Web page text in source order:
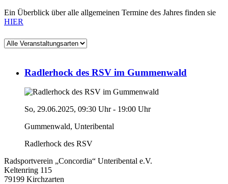
Ein Überblick über alle allgemeinen Termine des Jahres finden sie
HIER
Radlerhock des RSV im Gummenwald
So, 29.06.2025, 09:30 Uhr- 19:00 Uhr
Gummenwald, Unteribental
Radlerhock des RSV
Radsportverein „Concordia“ Unteribental e.V.
Keltenring 115
79199 Kirchzarten